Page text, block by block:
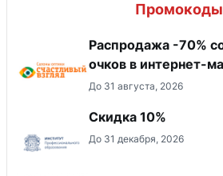
Промокоды
Распродажа -70%
очков в интернет-
До 31 августа, 2026
Скидка 10%
До 31 декабря, 2026